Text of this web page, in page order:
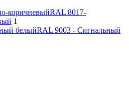
коричневыйRAL 8017-
1
белыйRAL 9003 - Сигнальный